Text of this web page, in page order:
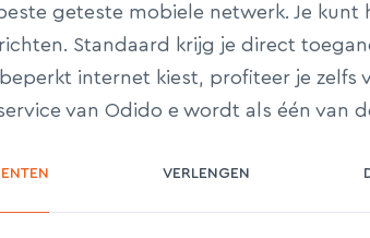
geteste mobiele netwerk. Je
Standaard krijg je direct
internet kiest, profiteer je zelfs
van Odido e wordt als één van
VERLENGEN